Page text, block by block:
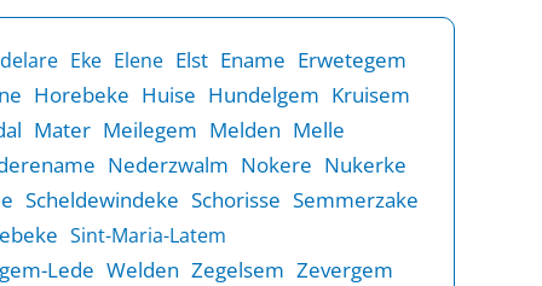
Eke Elene Elst Ename Erwetegem
Horebeke Huise Hundelgem Kruisem
Mater Meilegem Melden Melle
Nederzwalm Nokere Nukerke
Scheldewindeke Schorisse Semmerzake
Sint-Maria-Latem
Lede Welden Zegelsem Zevergem